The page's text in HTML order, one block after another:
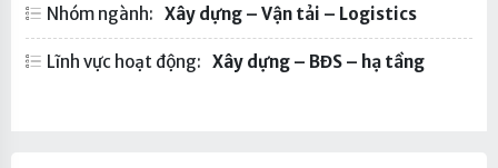
Nhóm ngành: Xây dựng – Vận tải – Logistics
Lĩnh vực hoạt động: Xây dựng – BĐS – hạ tầng